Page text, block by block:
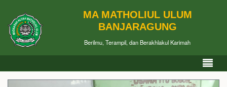
MA MATHOLIUL ULUM
BANJARAGUNG
Berilmu, Terampil, dan Berakhlakul Karimah